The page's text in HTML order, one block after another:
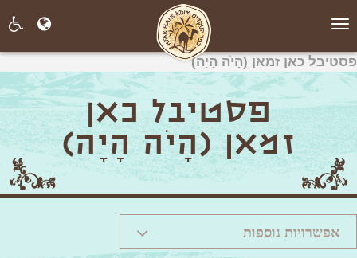
תפריט
פסטיבל כאן זמאן (הָיֹה הָיָה)
פסטיבל כאן
זמאן (הָיֹה הָיָה)
אפשרויות נוספות